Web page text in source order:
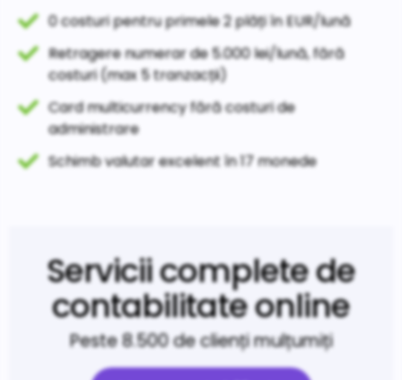
0 costuri pentru primele 2 plăți în EUR/lună
Retragere numerar de 5.000 lei/lună, fără
costuri (max 5 tranzacții)
Card multicurrency fără costuri de
administrare
Schimb valutar excelent în 17 monede
Servicii complete de
contabilitate online
Peste 8.500 de clienți mulțumiți